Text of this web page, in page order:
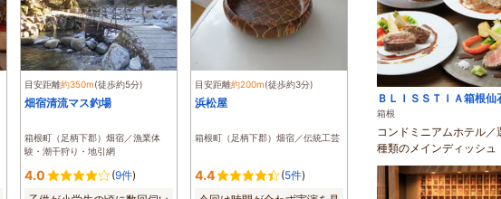
目安距離約350m(徒歩約5分)
畑宿清流マス釣場
箱根町（足柄下郡）畑宿／漁業体
験・潮干狩り・地引網
4.0 (9件)
目安距離約200m(徒歩約3分)
浜松屋
箱根町（足柄下郡）畑宿／伝統工芸
4.4 (5件)
ＢＬＩＳＳＴＩＡ箱根仙
箱根
コンドミニアムホテル／
種類のメインディッシュ